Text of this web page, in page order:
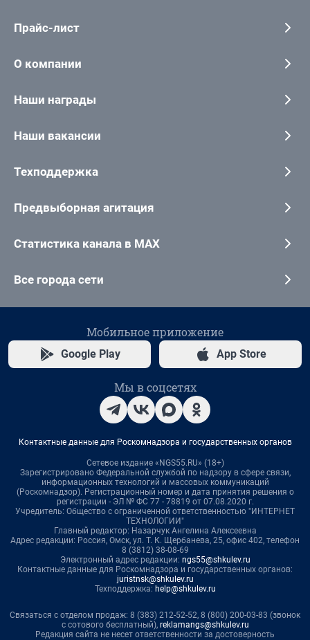
Прайс-лист
О компании
Наши награды
Наши вакансии
Техподдержка
Предвыборная агитация
Статистика канала в MAX
Все города сети
Мобильное приложение
Google Play App Store
Мы в соцсетях
Контактные данные для Роскомнадзора и государственных органов
Сетевое издание «NGS55.RU» (18+)
Зарегистрировано Федеральной службой по надзору в сфере связи,
информационных технологий и массовых коммуникаций
(Роскомнадзор). Регистрационный номер и дата принятия решения о
регистрации - ЭЛ № ФС 77 - 78819 от 07.08.2020 г.
Учредитель: Общество с ограниченной ответственностью "ИНТЕРНЕТ
ТЕХНОЛОГИИ"
Главный редактор: Назарчук Ангелина Алексеевна
Адрес редакции: Россия, Омск, ул. Т. К. Щербанева, 25, офис 402, телефон
8 (3812) 38-08-69
Электронный адрес редакции: ngs55@shkulev.ru
Контактные данные для Роскомнадзора и государственных органов:
juristnsk@shkulev.ru
Техподдержка: help@shkulev.ru
Связаться с отделом продаж: 8 (383) 212-52-52, 8 (800) 200-03-83 (звонок
с сотового бесплатный), reklamangs@shkulev.ru
Редакция сайта не несет ответственности за достоверность